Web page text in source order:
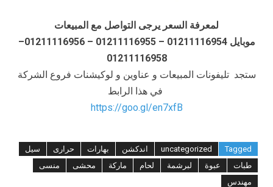
لمعرفة السعر يرجى التواصل مع المبيعات
موبايل 01211116954 – 01211116955 – 01211116956–
01211116958
ستجد تليفونات المبيعات و عناوين و لوكيشنات فروع الشركة
في هذا الرابط
https://goo.gl/en7xfB
Tagged
uncategorized اندكشن بهارات حرارى
سيل
طبات
عبوة لبرشمة لحام ماركة محشى
منسى
مهندس